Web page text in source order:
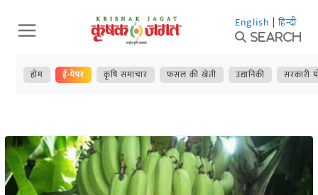
Skip
to
content
English | हिन्दी
Search
होम ई-पेपर कृषि समाचार फसल की खेती उद्यानिकी सरकारी